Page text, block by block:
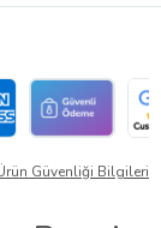
Güvenliği Bilgileri